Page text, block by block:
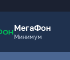
МегаФон
Минимум